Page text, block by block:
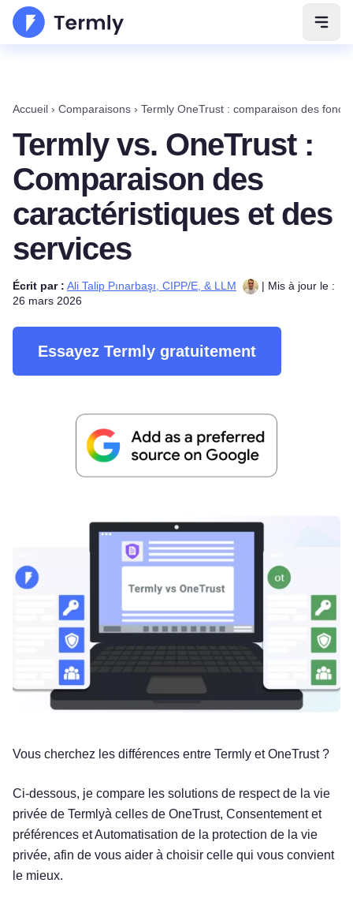
Accueil › Comparaisons › Termly OneTrust : comparaison des
Termly vs. OneTrust :
Comparaison des
caractéristiques et des
services
Écrit par : Ali Talip Pınarbaşı, CIPP/E, & LLM
| Mis à jour le :
26 mars 2026
Essayez Termly gratuitement
Vous cherchez les différences entre Termly et OneTrust ?
Ci-dessous, je compare les solutions de respect de la vie
privée de Termlyà celles de OneTrust, Consentement et
préférences et Automatisation de la protection de la vie
privée, afin de vous aider à choisir celle qui vous convient
le mieux.